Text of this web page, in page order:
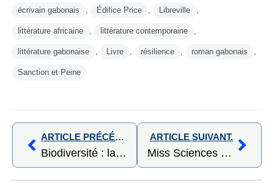
écrivain gabonais , Édifice Price , Libreville ,
littérature africaine , littérature contemporaine ,
littérature gabonaise , Livre , résilience , roman gabonais ,
Sanction et Peine
ARTICLE PRÉCÉDENT,
Biodiversité : la Fondation Lékédi veut faire de Bakoumba une référence du développement durable en Afrique centrale
ARTICLE SUIVANT.
Miss Sciences : SUNU Assurances Gabon accompagne l’émergence des talents scientifiques féminins